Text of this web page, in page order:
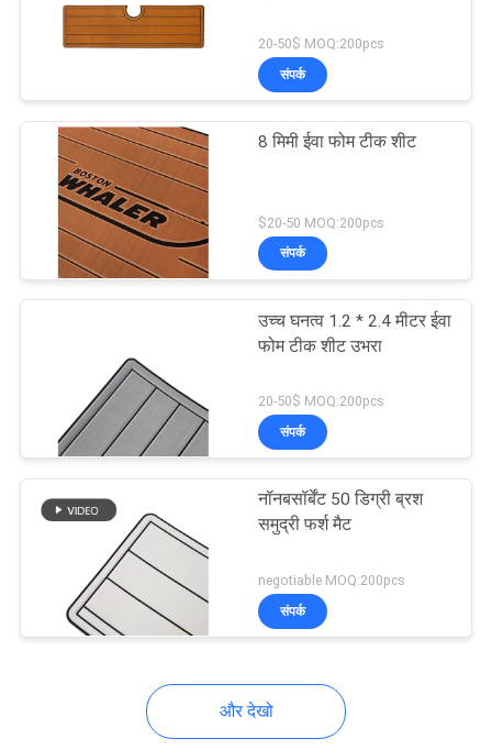
20-50$ MOQ:200pcs
संपर्क
8 मिमी ईवा फोम टीक शीट
$20-50 MOQ:200pcs
संपर्क
उच्च घनत्व 1.2 * 2.4 मीटर ईवा
फोम टीक शीट उभरा
20-50$ MOQ:200pcs
संपर्क
नॉनबसॉर्बेंट 50 डिग्री ब्रश
समुद्री फर्श मैट
negotiable MOQ:200pcs
संपर्क
और देखो